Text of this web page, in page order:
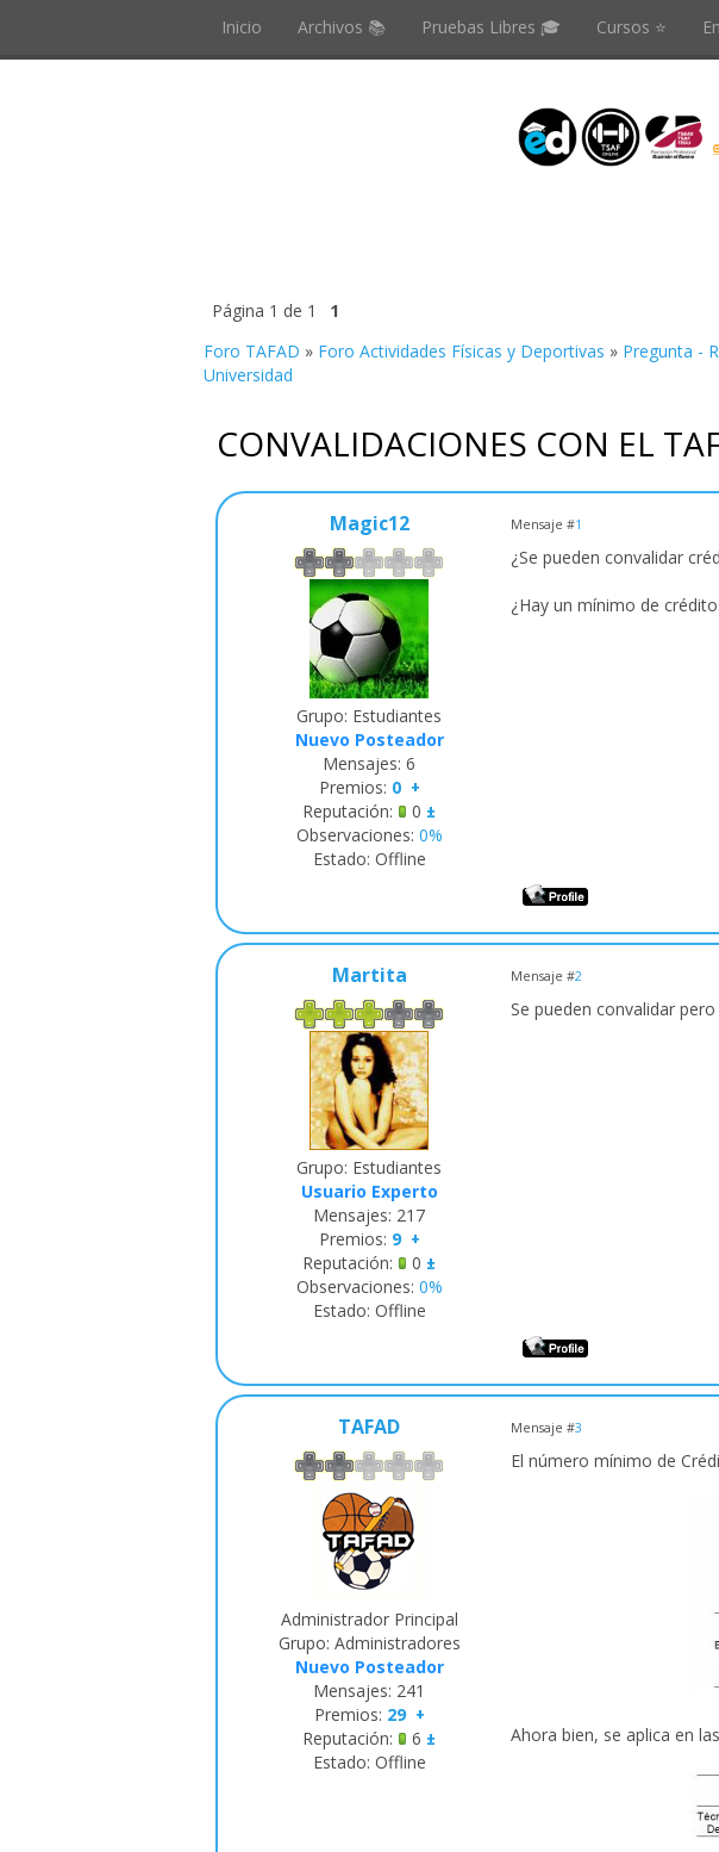
Inicio Archivos 📚 Pruebas Libres 🎓 Cursos ⭐️
Página 1 de 1
1
Foro TAFAD » Foro Actividades Físicas y Deportivas » Pregunta -
Universidad
CONVALIDACIONES CON EL
Magic12 Mensaje #1
Grupo: Estudiantes
Nuevo Posteador
Mensajes: 6
Premios: 0 +
Reputación: 0 ±
Observaciones: 0%
Estado: Offline
¿Se pueden convalidar
¿Hay un mínimo de
Martita Mensaje #2
Grupo: Estudiantes
Usuario Experto
Mensajes: 217
Premios: 9 +
Reputación: 0 ±
Observaciones: 0%
Estado: Offline
Se pueden convalidar
TAFAD Mensaje #3
Administrador Principal
Grupo: Administradores
Nuevo Posteador
Mensajes: 241
Premios: 29 +
Reputación: 6 ±
Estado: Offline
El número mínimo de
Ahora bien, se aplica en